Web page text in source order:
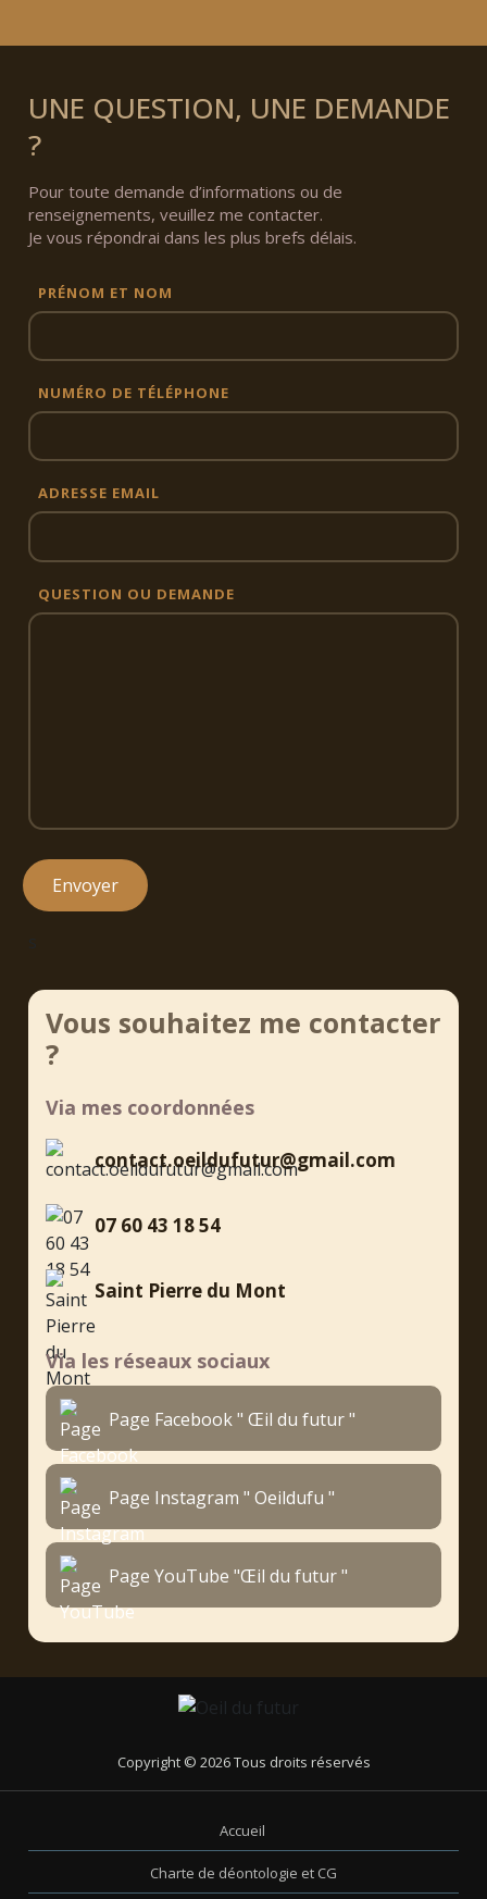
UNE QUESTION, UNE DEMANDE
?
Pour toute demande d’informations ou de
renseignements, veuillez me contacter.
Je vous répondrai dans les plus brefs délais.
PRÉNOM ET NOM
NUMÉRO DE TÉLÉPHONE
ADRESSE EMAIL
QUESTION OU DEMANDE
Vous souhaitez me contacter
?
Via mes coordonnées
contact.oeildufutur@gmail.com
07 60 43 18 54
Saint Pierre du Mont
Via les réseaux sociaux
Page Facebook " Œil du futur "
Page Instagram " Oeildufu "
Page YouTube "Œil du futur "
Copyright © 2026 Tous droits réservés
Accueil
Charte de déontologie et CG